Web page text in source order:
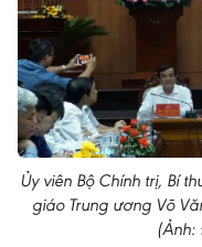
Ủy viên Bộ Chính trị, Bí
giáo Trung ương Võ
(Ảnh: